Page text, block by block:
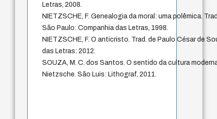
Letras, 2008.
NIETZSCHE, F. Genealogia da moral: uma polêmica.
São Paulo: Companhia das Letras, 1998.
NIETZSCHE, F. O anticristo. Trad. de Paulo César de
das Letras: 2012.
SOUZA, M. C. dos Santos. O sentido da cultura
Nietzsche. São Luis: Lithograf, 2011.